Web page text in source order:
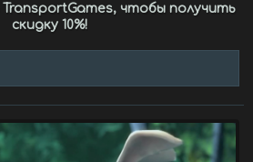
TransportGames, чтобы получить
скидку 10%!